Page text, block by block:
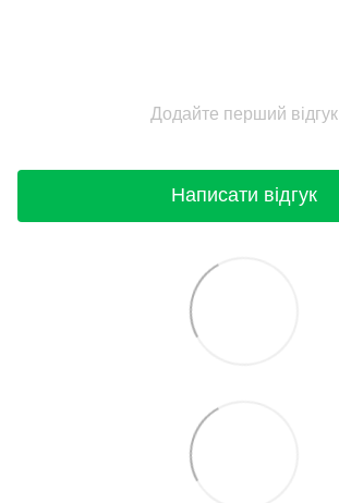
Додайте перший відгук
Написати відгук